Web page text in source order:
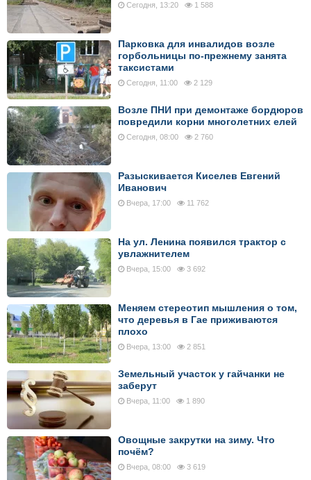
Сегодня, 13:20 1 588
Парковка для инвалидов возле
горбольницы по-прежнему занята
таксистами
Сегодня, 11:00 2 129
Возле ПНИ при демонтаже бордюров
повредили корни многолетних елей
Сегодня, 08:00 2 760
Разыскивается Киселев Евгений
Иванович
Вчера, 17:00 11 762
На ул. Ленина появился трактор с
увлажнителем
Вчера, 15:00 3 692
Меняем стереотип мышления о том,
что деревья в Гае приживаются
плохо
Вчера, 13:00 2 851
Земельный участок у гайчанки не
заберут
Вчера, 11:00 1 890
Овощные закрутки на зиму. Что
почём?
Вчера, 08:00 3 619